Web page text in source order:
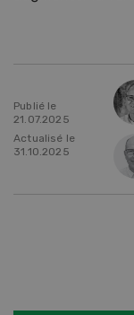
Publié le
21.07.2025
Actualisé le
31.10.2025